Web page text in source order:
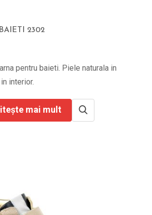
2302
pentru baieti. Piele naturala in
interior.
mai mult